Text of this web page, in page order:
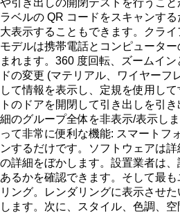
ラベルの QR コードをスキャンす
大表示することもできます。クライ
モデルは携帯電話とコンピュータ
まれます。360 度回転、ズームイ
ドの変更 (マテリアル、ワイヤーフ
して情報を表示し、定規を使用し
トのドアを開閉して引き出しを引
細のグループ全体を非表示/表示し
って非常に便利な機能: スマートフ
ンするだけです。ソフトウェアは
の詳細をぼかします。設置業者は
あるかを確認できます。そして最
リング。レンダリングに表示させ
します。次に、スタイル、色調、空